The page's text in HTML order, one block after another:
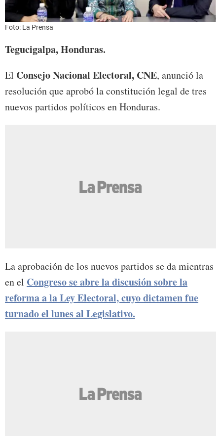
Foto: La Prensa
Tegucigalpa, Honduras.
El Consejo Nacional Electoral, CNE, anunció la
resolución que aprobó la constitución legal de tres
nuevos partidos políticos en Honduras.
La aprobación de los nuevos partidos se da mientras
en el Congreso se abre la discusión sobre la
reforma a la Ley Electoral, cuyo dictamen fue
turnado el lunes al Legislativo.